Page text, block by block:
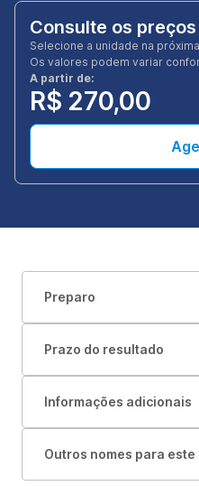
Consulte os
Selecione a unidade na
Os valores podem variar
A partir de:
R$ 270,00
Preparo
Prazo do resultado
Informações adicionais
Outros nomes para este